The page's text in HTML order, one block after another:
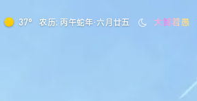
37° 农历: 丙午蛇年·六月廿五 大智若愚